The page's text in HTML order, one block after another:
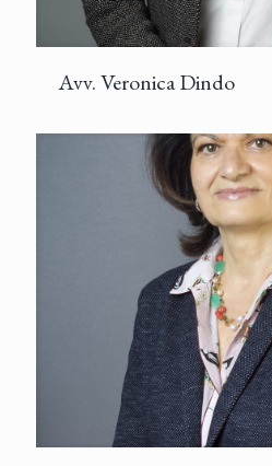
Avv. Veronica Dindo